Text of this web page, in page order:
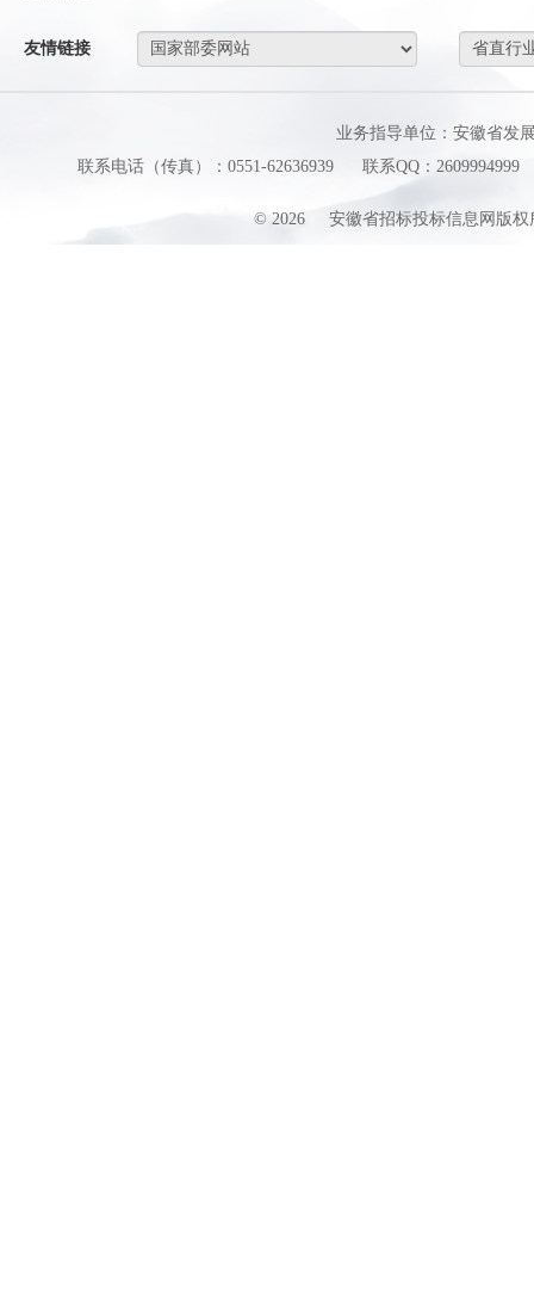
友情链接
业务指导单位：安徽省发
联系电话（传真）：0551-62636939
联系QQ：2609994999
© 2026 安徽省招标投标信息网版